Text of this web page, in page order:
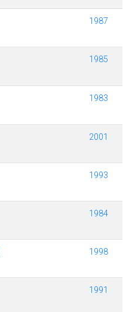
1987
1985
1983
2001
1993
1984
1998
1991